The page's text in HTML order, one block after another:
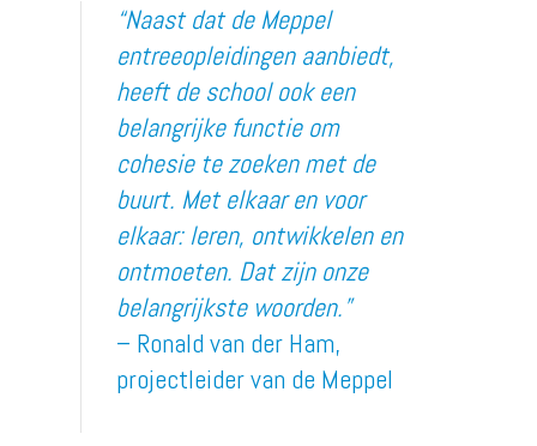
“Naast dat de Meppel
entreeopleidingen aanbiedt,
heeft de school ook een
belangrijke functie om
cohesie te zoeken met de
buurt. Met elkaar en voor
elkaar: leren, ontwikkelen en
ontmoeten. Dat zijn onze
belangrijkste woorden.”
– Ronald van der Ham,
projectleider van de Meppel